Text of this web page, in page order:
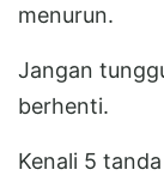
menurun.
Jangan
berhenti.
Kenali 5